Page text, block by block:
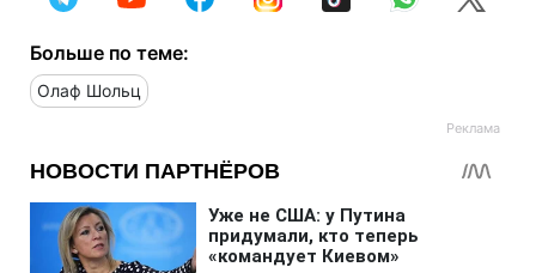
Больше по теме:
Олаф Шольц